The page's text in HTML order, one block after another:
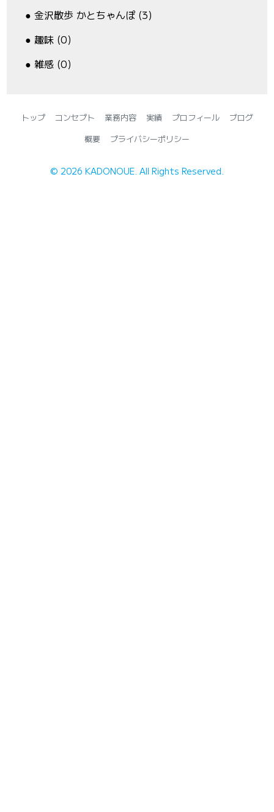
金沢散歩 かとちゃんぽ (3)
趣味 (0)
雑感 (0)
トップ コンセプト 業務内容 実績 プロフィール
ブログ
概要
プライバシーポリシー
© 2026 KADONOUE. All Rights Reserved.